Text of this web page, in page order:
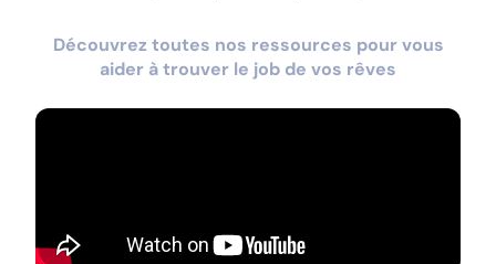
Découvrez toutes nos ressources pour vous
aider à trouver le job de vos rêves